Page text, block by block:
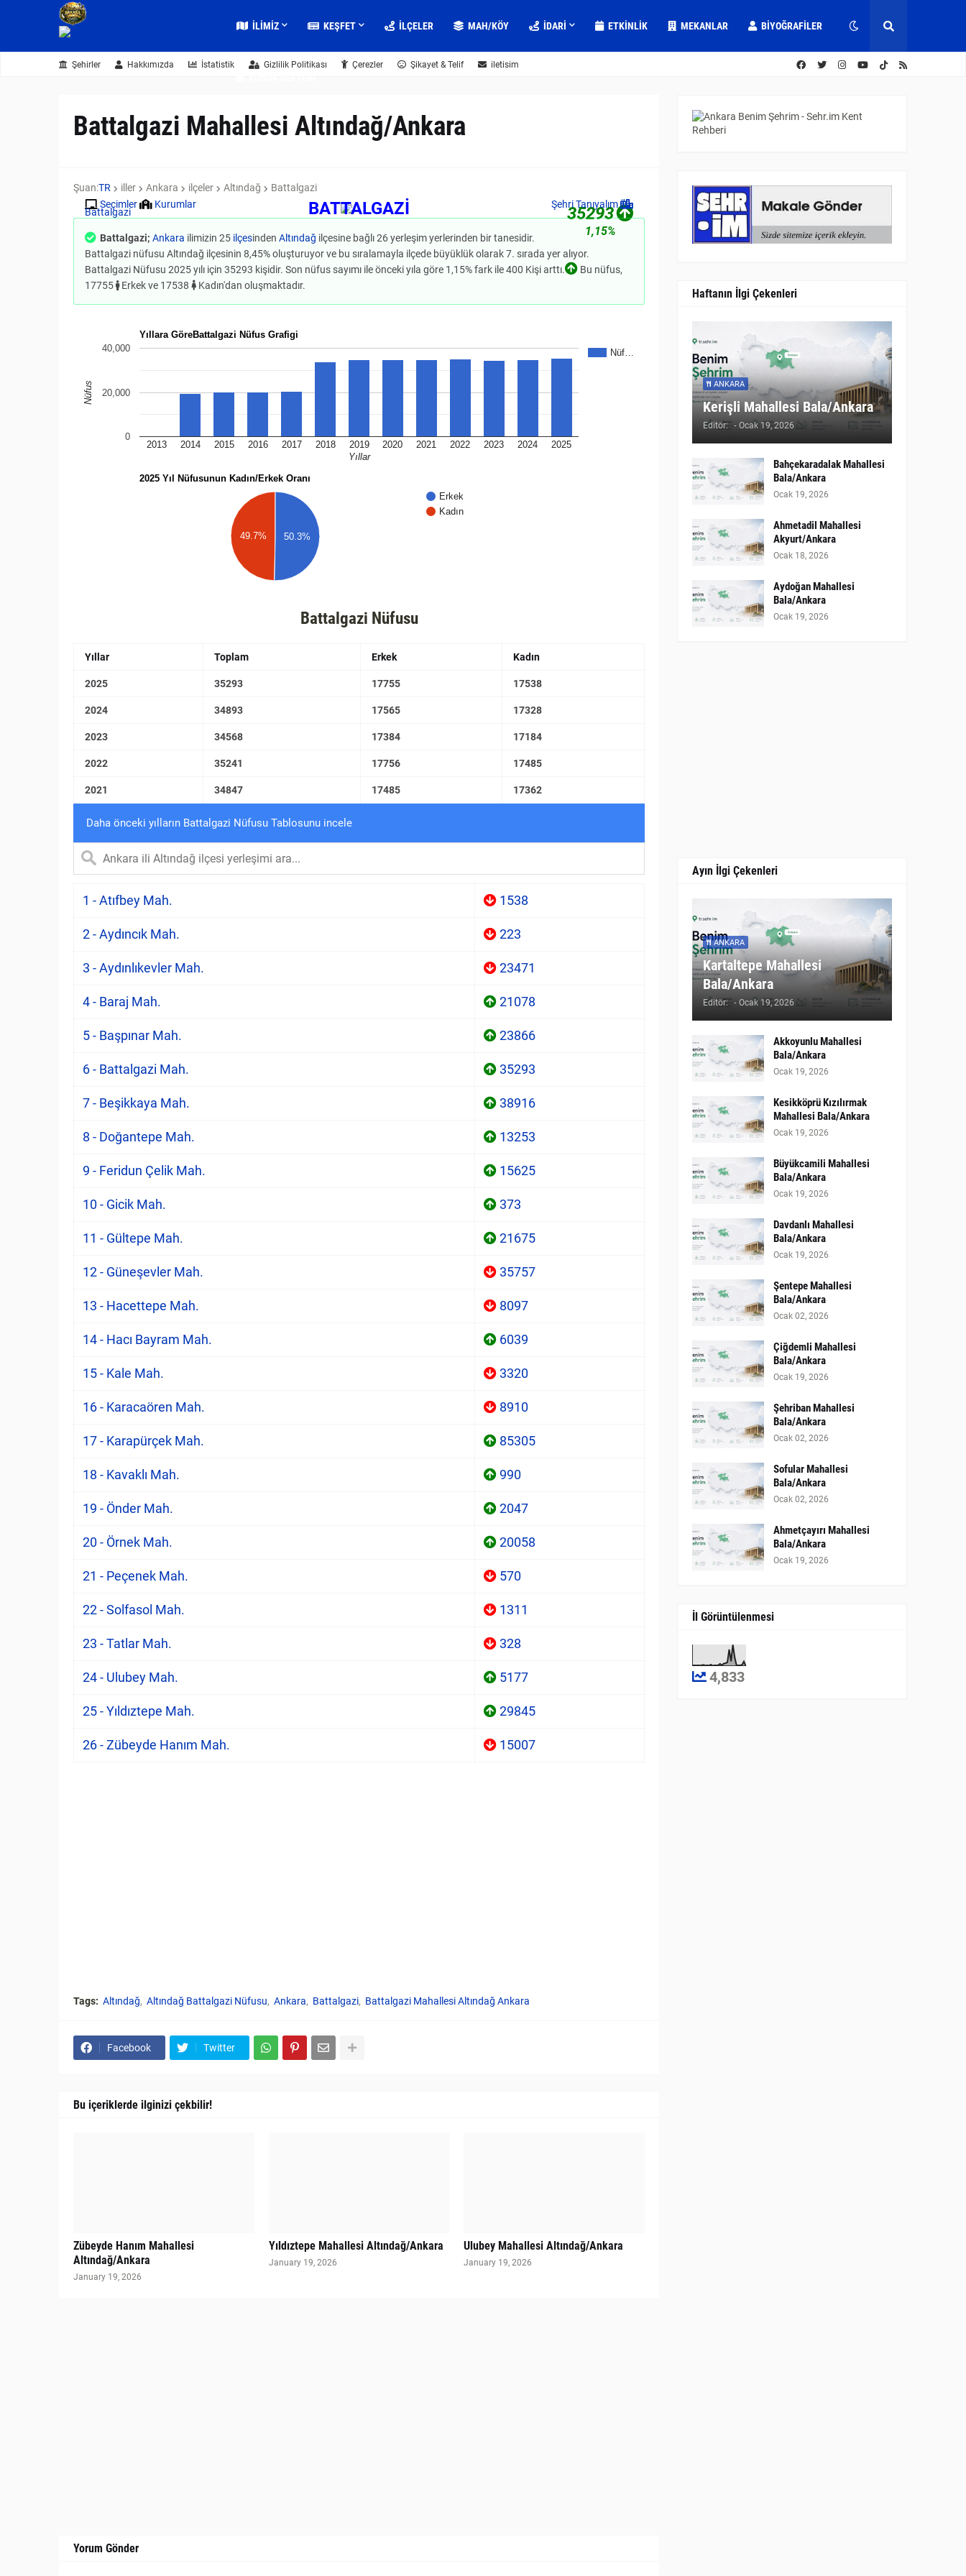
İLIMIZ KEŞFET İLÇELER MAH/KÖY IDARI ETKINLIK MEKANLAR BIYOĞRAFILER
Şehirler Hakkımızda İstatistik Gizlilik Politikası Çerezler Şikayet & Telif iletisim
Battalgazi Mahallesi Altındağ/Ankara
Şuan:TR iller Ankara ilçeler Altındağ
Battalgazi
Seçimler
Kurumlar
Battalgazi 35293
1,15%
Şehri Tanıyalım
BATTALGAZİ
Battalgazi; Ankara ilimizin 25 ilçesinden Altındağ ilçesine bağlı 26 yerleşim yerlerinden bir tanesidir.
Battalgazi nüfusu Altındağ ilçesinin 8,45% oluşturuyor ve bu sıralamayla ilçede büyüklük olarak 7. sırada yer alıyor.
Battalgazi Nüfusu 2025 yılı için 35293 kişidir. Son nüfus sayımı ile önceki yıla göre 1,15% fark ile 400 Kişi arttı.
Bu nüfus,
17755 Erkek ve 17538 Kadın'dan oluşmaktadır.
Yıllara GöreBattalgazi Nüfus Grafigi
Nüf…
2013 2014 2015 2016 2017 2018 2019 2020 2021 2022 2023 2024 2025
0
20,000
40,000
Yıllar
Nüfus
2025 Yıl Nüfusunun Kadın/Erkek Oranı
Erkek
Kadın
49.7% 50.3%
Battalgazi Nüfusu
Yıllar Toplam Erkek Kadın
2025 35293 17755 17538
2024 34893 17565 17328
2023 34568 17384 17184
2022 35241 17756 17485
2021 34847 17485 17362
Daha önceki yılların Battalgazi Nüfusu Tablosunu incele
1 - Atıfbey Mah. 1538
2 - Aydıncık Mah. 223
3 - Aydınlıkevler Mah. 23471
4 - Baraj Mah. 21078
5 - Başpınar Mah. 23866
6 - Battalgazi Mah. 35293
7 - Beşikkaya Mah. 38916
8 - Doğantepe Mah. 13253
9 - Feridun Çelik Mah. 15625
10 - Gicik Mah. 373
11 - Gültepe Mah. 21675
12 - Güneşevler Mah. 35757
13 - Hacettepe Mah. 8097
14 - Hacı Bayram Mah. 6039
15 - Kale Mah. 3320
16 - Karacaören Mah. 8910
17 - Karapürçek Mah. 85305
18 - Kavaklı Mah. 990
19 - Önder Mah. 2047
20 - Örnek Mah. 20058
21 - Peçenek Mah. 570
22 - Solfasol Mah. 1311
23 - Tatlar Mah. 328
24 - Ulubey Mah. 5177
25 - Yıldıztepe Mah. 29845
26 - Zübeyde Hanım Mah. 15007
Tags: Altındağ Altındağ Battalgazi Nüfusu Ankara Battalgazi Battalgazi Mahallesi Altındağ Ankara
Facebook Twitter
Bu içeriklerde ilginizi çekbilir!
Zübeyde Hanım Mahallesi
Altındağ/Ankara
January 19, 2026
Yıldıztepe Mahallesi Altındağ/Ankara
January 19, 2026
Ulubey Mahallesi Altındağ/Ankara
January 19, 2026
Yorum Gönder
Haftanın İlgi Çekenleri
ANKARA
Kerişli Mahallesi Bala/Ankara
Editör: - Ocak 19, 2026
Bahçekaradalak Mahallesi
Bala/Ankara
Ocak 19, 2026
Ahmetadil Mahallesi
Akyurt/Ankara
Ocak 18, 2026
Aydoğan Mahallesi
Bala/Ankara
Ocak 19, 2026
Ayın İlgi Çekenleri
ANKARA
Kartaltepe Mahallesi
Bala/Ankara
Editör: - Ocak 19, 2026
Akkoyunlu Mahallesi
Bala/Ankara
Ocak 19, 2026
Kesikköprü Kızılırmak
Mahallesi Bala/Ankara
Ocak 19, 2026
Büyükcamili Mahallesi
Bala/Ankara
Ocak 19, 2026
Davdanlı Mahallesi
Bala/Ankara
Ocak 19, 2026
Şentepe Mahallesi
Bala/Ankara
Ocak 02, 2026
Çiğdemli Mahallesi
Bala/Ankara
Ocak 19, 2026
Şehriban Mahallesi
Bala/Ankara
Ocak 02, 2026
Sofular Mahallesi
Bala/Ankara
Ocak 02, 2026
Ahmetçayırı Mahallesi
Bala/Ankara
Ocak 19, 2026
İl Görüntülenmesi
4,833